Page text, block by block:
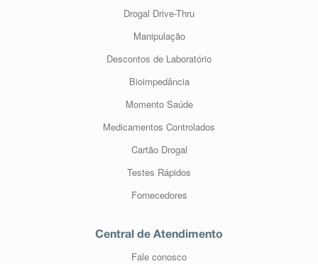
Drogal Drive-Thru
Manipulação
Descontos de Laboratório
Bioimpedância
Momento Saúde
Medicamentos Controlados
Cartão Drogal
Testes Rápidos
Fornecedores
Central de Atendimento
Fale conosco